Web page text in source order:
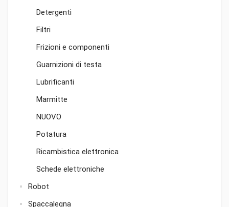
Detergenti
Filtri
Frizioni e componenti
Guarnizioni di testa
Lubrificanti
Marmitte
NUOVO
Potatura
Ricambistica elettronica
Schede elettroniche
Robot
Spaccalegna